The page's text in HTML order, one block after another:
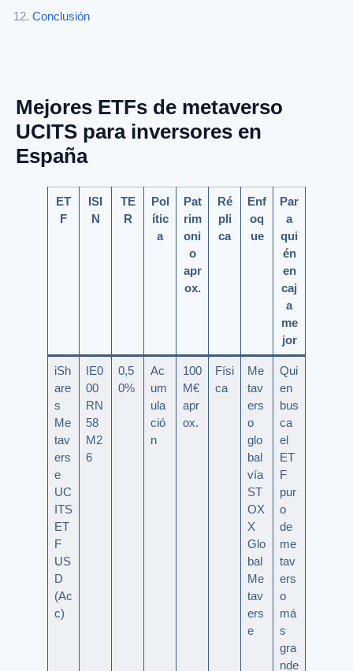
Conclusión
Mejores ETFs de metaverso
UCITS para inversores en
España
ET
F
ISI
N
TE
R
Pol
ític
a
Pat
rim
oni
o
apr
ox.
Ré
pli
ca
Enf
oq
ue
Par
a
qui
én
en
caj
a
me
jor
iSh
are
s
Me
tav
ers
e
UC
ITS
ET
F
US
D
(Ac
c)
IE0
00
RN
58
M2
6
0,5
0%
Ac
um
ula
ció
n
100
M€
apr
ox.
Físi
ca
Me
tav
ers
o
glo
bal
vía
ST
OX
X
Glo
bal
Me
tav
ers
e
Qui
en
bus
ca
el
ET
F
pur
o
de
me
tav
ers
o
má
s
gra
nde